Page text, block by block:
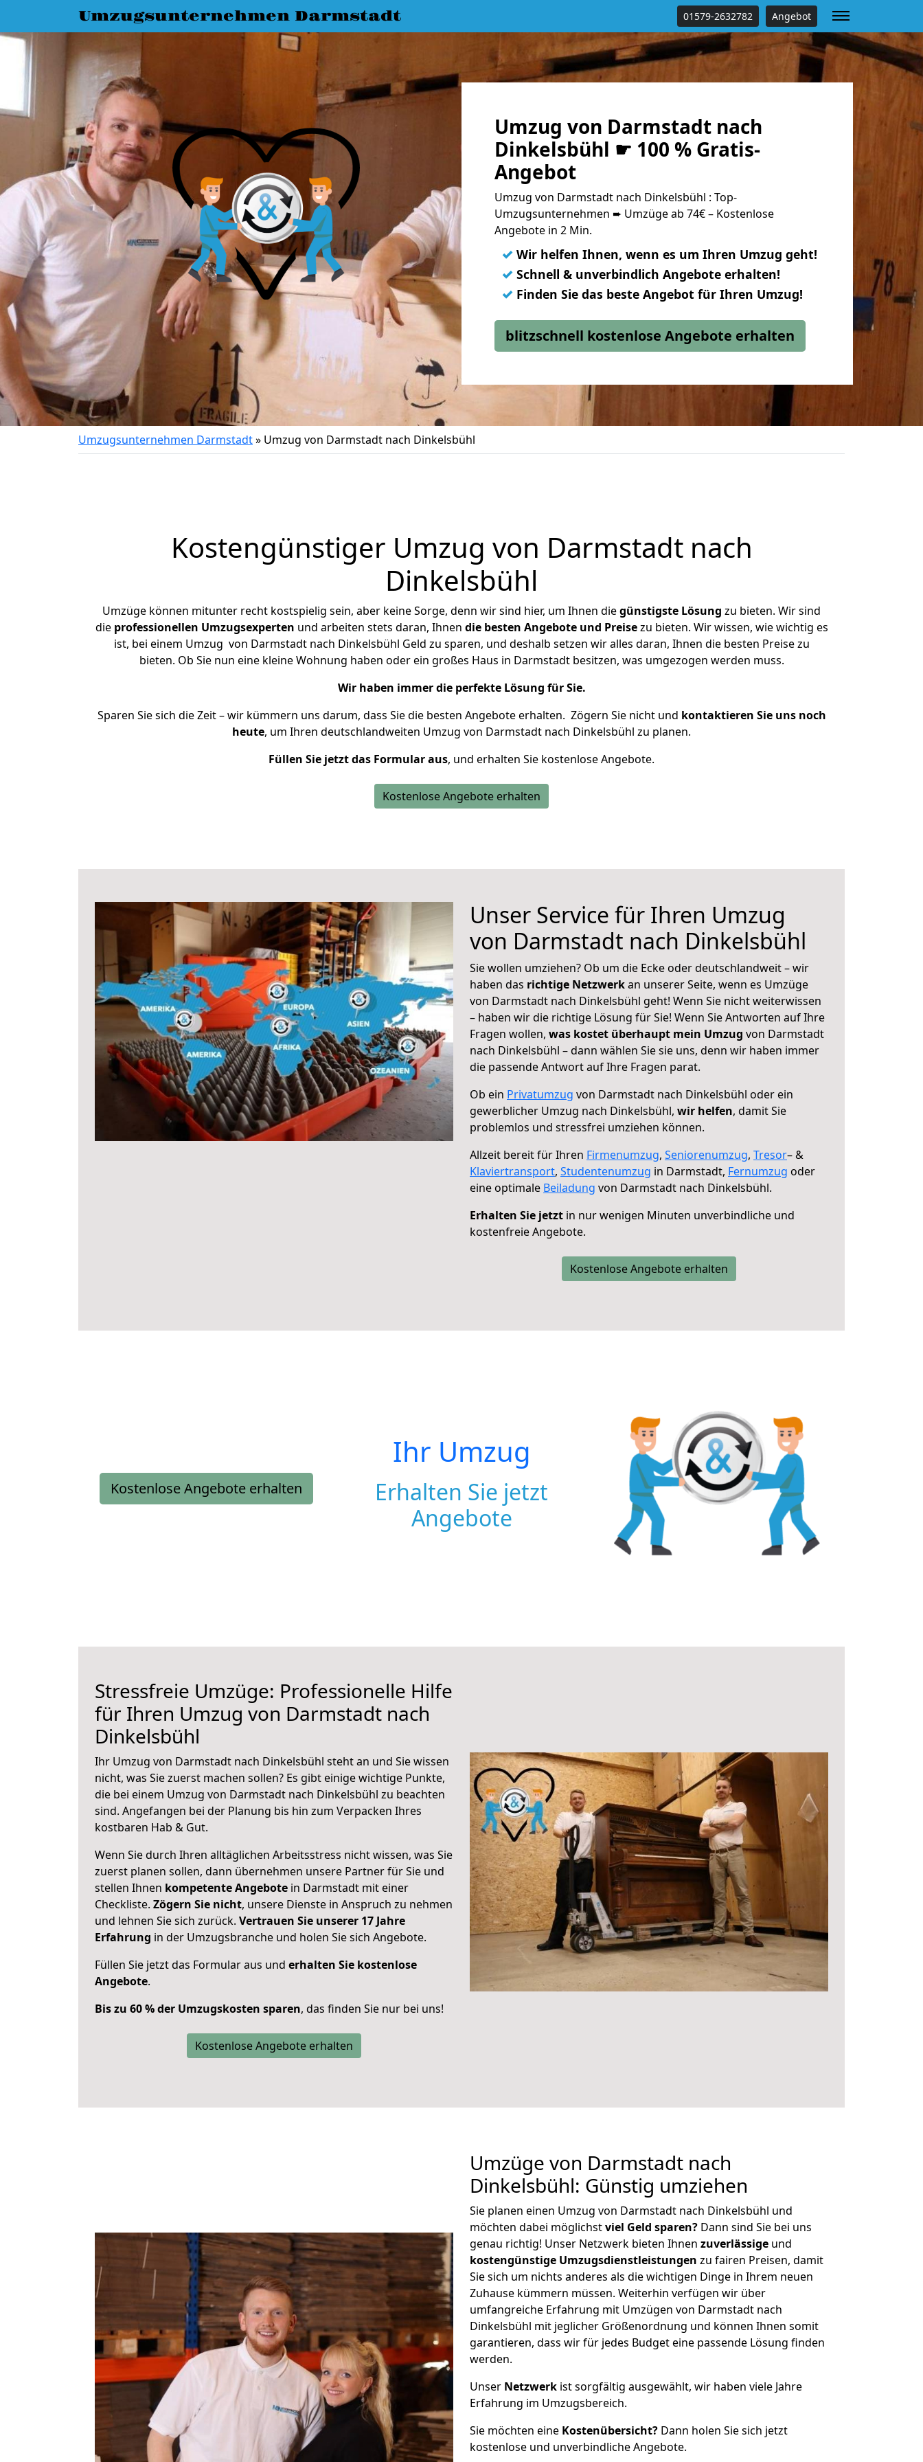
Umzugsunternehmen Darmstadt 01579-2632782 Angebot
Umzug von Darmstadt nach
Dinkelsbühl ☛ 100 % Gratis-
Angebot
Umzug von Darmstadt nach Dinkelsbühl : Top-
Umzugsunternehmen ➨ Umzüge ab 74€ – Kostenlose
Angebote in 2 Min.
✓ Wir helfen Ihnen, wenn es um Ihren Umzug geht!
✓ Schnell & unverbindlich Angebote erhalten!
✓ Finden Sie das beste Angebot für Ihren Umzug!
blitzschnell kostenlose Angebote erhalten
Umzugsunternehmen Darmstadt» Umzug von Darmstadt nach Dinkelsbühl
Kostengünstiger Umzug von Darmstadt nach
Dinkelsbühl
Umzüge können mitunter recht kostspielig sein, aber keine Sorge, denn wir sind hier, um Ihnen diegünstigste Lösung zu bieten. Wir sind
die professionellen Umzugsexperten und arbeiten stets daran, Ihnen die besten Angebote und Preisezu bieten. Wir wissen, wie wichtig es
ist, bei einem Umzug von Darmstadt nach Dinkelsbühl Geld zu sparen, und deshalb setzen wir alles daran, Ihnen die besten Preise zu
bieten. Ob Sie nun eine kleine Wohnung haben oder ein großes Haus in Darmstadt besitzen, was umgezogen werden muss.
Wir haben immer die perfekte Lösung für Sie.
Sparen Sie sich die Zeit – wir kümmern uns darum, dass Sie die besten Angebote erhalten. Zögern Sie nicht und kontaktieren Sie uns noch
heute, um Ihren deutschlandweiten Umzug von Darmstadt nach Dinkelsbühl zu planen.
Füllen Sie jetzt das Formular aus, und erhalten Sie kostenlose Angebote.
Kostenlose Angebote erhalten
Unser Service für Ihren Umzug
von Darmstadt nach Dinkelsbühl
Sie wollen umziehen? Ob um die Ecke oder deutschlandweit – wir
haben das richtige Netzwerkan unserer Seite, wenn es Umzüge
von Darmstadt nach Dinkelsbühl geht! Wenn Sie nicht weiterwissen
– haben wir die richtige Lösung für Sie! Wenn Sie Antworten auf Ihre
Fragen wollen, was kostet überhaupt mein Umzug von Darmstadt
nach Dinkelsbühl – dann wählen Sie sie uns, denn wir haben immer
die passende Antwort auf Ihre Fragen parat.
Ob ein Privatumzug von Darmstadt nach Dinkelsbühl oder ein
gewerblicher Umzug nach Dinkelsbühl, wir helfen, damit Sie
problemlos und stressfrei umziehen können.
Allzeit bereit für Ihren Firmenumzug, Seniorenumzug, Tresor– &
Klaviertransport, Studentenumzug in Darmstadt, Fernumzug oder
eine optimale Beiladung von Darmstadt nach Dinkelsbühl.
Erhalten Sie jetzt in nur wenigen Minuten unverbindliche und
kostenfreie Angebote.
Kostenlose Angebote erhalten
Kostenlose Angebote erhalten
Ihr Umzug
Erhalten Sie jetzt
Angebote
Stressfreie Umzüge: Professionelle Hilfe
für Ihren Umzug von Darmstadt nach
Dinkelsbühl
Ihr Umzug von Darmstadt nach Dinkelsbühl steht an und Sie wissen
nicht, was Sie zuerst machen sollen? Es gibt einige wichtige Punkte,
die bei einem Umzug von Darmstadt nach Dinkelsbühl zu beachten
sind. Angefangen bei der Planung bis hin zum Verpacken Ihres
kostbaren Hab & Gut.
Wenn Sie durch Ihren alltäglichen Arbeitsstress nicht wissen, was Sie
zuerst planen sollen, dann übernehmen unsere Partner für Sie und
stellen Ihnen kompetente Angebote in Darmstadt mit einer
Checkliste. Zögern Sie nicht, unsere Dienste in Anspruch zu nehmen
und lehnen Sie sich zurück. Vertrauen Sie unserer 17 Jahre
Erfahrung in der Umzugsbranche und holen Sie sich Angebote.
Füllen Sie jetzt das Formular aus und erhalten Sie kostenlose
Angebote.
Bis zu 60 % der Umzugskosten sparen, das finden Sie nur bei uns!
Kostenlose Angebote erhalten
Umzüge von Darmstadt nach
Dinkelsbühl: Günstig umziehen
Sie planen einen Umzug von Darmstadt nach Dinkelsbühl und
möchten dabei möglichstviel Geld sparen? Dann sind Sie bei uns
genau richtig! Unser Netzwerk bieten Ihnen zuverlässige und
kostengünstige Umzugsdienstleistungen zu fairen Preisen, damit
Sie sich um nichts anderes als die wichtigen Dinge in Ihrem neuen
Zuhause kümmern müssen. Weiterhin verfügen wir über
umfangreiche Erfahrung mit Umzügen von Darmstadt nach
Dinkelsbühl mit jeglicher Größenordnung und können Ihnen somit
garantieren, dass wir für jedes Budget eine passende Lösung finden
werden.
Unser Netzwerk ist sorgfältig ausgewählt, wir haben viele Jahre
Erfahrung im Umzugsbereich.
Sie möchten eine Kostenübersicht? Dann holen Sie sich jetzt
kostenlose und unverbindliche Angebote.